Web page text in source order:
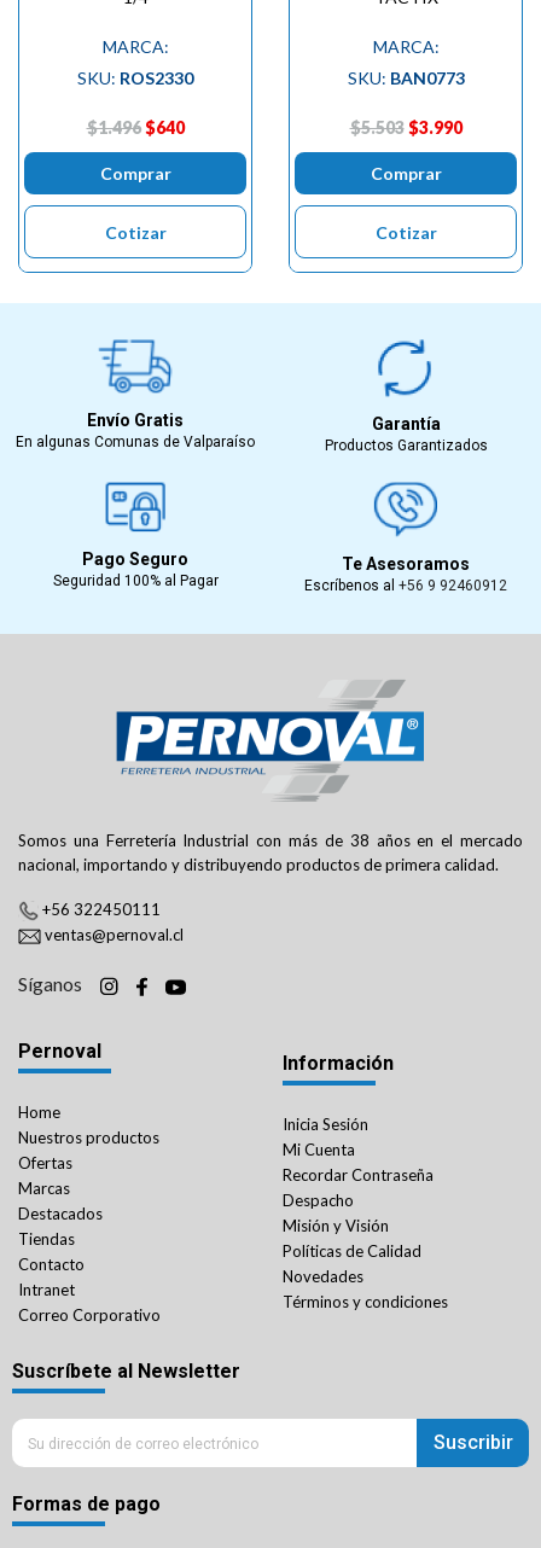
MARCA:
SKU: ROS2330
$1.496 $640
Comprar
Cotizar
MARCA:
SKU: BAN0773
$5.503 $3.990
Comprar
Cotizar
Envío Gratis
En algunas Comunas de Valparaíso
Garantía
Productos Garantizados
Pago Seguro
Seguridad 100% al Pagar
Te Asesoramos
Escríbenos al +56 9 92460912
Somos una Ferretería Industrial con más de 38 años en el mercado
nacional, importando y distribuyendo productos de primera calidad.
+56 322450111
ventas@pernoval.cl
Síganos
Pernoval
Home
Nuestros productos
Ofertas
Marcas
Destacados
Tiendas
Contacto
Intranet
Correo Corporativo
Información
Inicia Sesión
Mi Cuenta
Recordar Contraseña
Despacho
Misión y Visión
Políticas de Calidad
Novedades
Términos y condiciones
Suscríbete al Newsletter
Suscribir
Formas de pago